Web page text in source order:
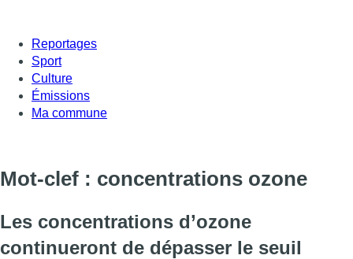
Reportages
Sport
Culture
Émissions
Ma commune
Mot-clef : concentrations ozone
Les concentrations d’ozone
continueront de dépasser le seuil